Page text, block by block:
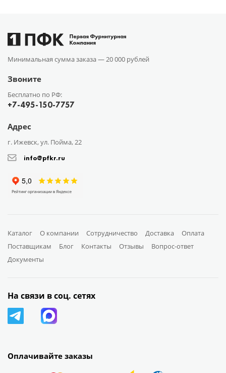
Минимальная сумма заказа — 20 000 рублей
Звоните
Бесплатно по РФ:
+7-495-150-7757
Адрес
г. Ижевск, ул. Пойма, 22
info@pfkr.ru
Каталог О компании Сотрудничество Доставка
Оплата
Поставщикам
Блог Контакты Отзывы
Вопрос-ответ
Документы
Оплачивайте заказы
На связи в соц. сетях